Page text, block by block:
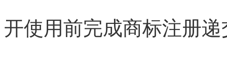
开使用前完成商标注册